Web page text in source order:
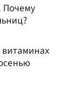
Почему